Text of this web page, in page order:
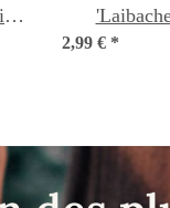
(Lactuca
2,99 € *